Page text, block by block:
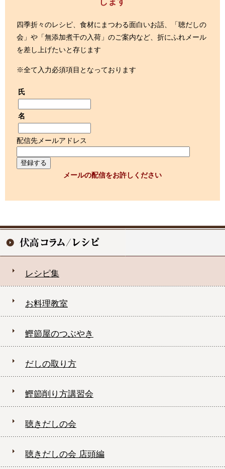
四季折々のレシピ、食材にまつわる面白いお話、「聴だしの
会」や「無添加煮干の入荷」のご案内など、折にふれメール
を差し上げたいと存じます
※全て入力必須項目となっております
氏
名
配信先メールアドレス
メールの配信をお許しください
レシピ集
お料理教室
鰹節屋のつぶやき
だしの取り方
鰹節削り方講習会
聴きだしの会
聴きだしの会 店頭編